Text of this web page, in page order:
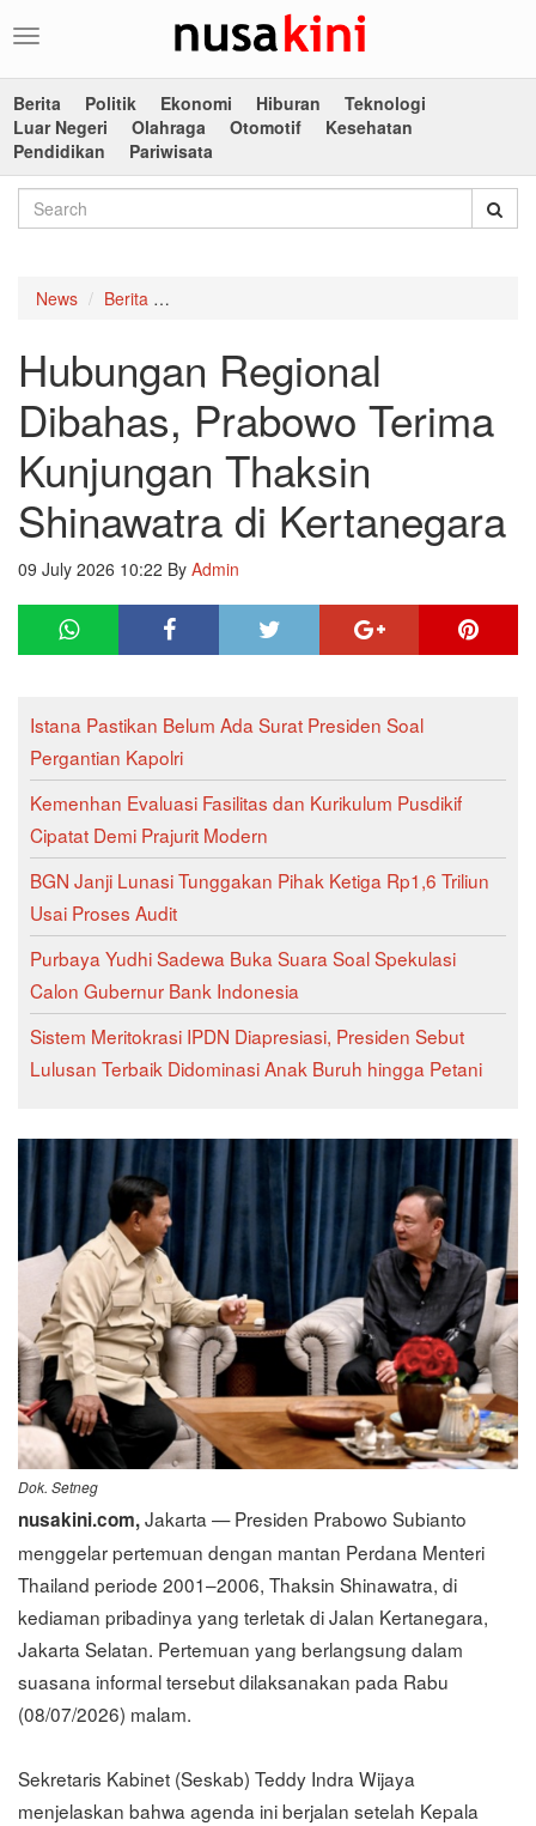
Toggle
Berita
Politik Ekonomi Hiburan
Teknologi
Luar Negeri
Olahraga Otomotif
Kesehatan
Pendidikan
Pariwisata
News Berita
Hubungan Regional
Dibahas, Prabowo Terima
Kunjungan Thaksin
Shinawatra di Kertanegara
09 July 2026 10:22 By Admin
Istana Pastikan Belum Ada Surat Presiden Soal
Pergantian Kapolri
Kemenhan Evaluasi Fasilitas dan Kurikulum Pusdikif
Cipatat Demi Prajurit Modern
BGN Janji Lunasi Tunggakan Pihak Ketiga Rp1,6 Triliun
Usai Proses Audit
Purbaya Yudhi Sadewa Buka Suara Soal Spekulasi
Calon Gubernur Bank Indonesia
Sistem Meritokrasi IPDN Diapresiasi, Presiden Sebut
Lulusan Terbaik Didominasi Anak Buruh hingga Petani
Dok. Setneg
nusakini.com,Jakarta — Presiden Prabowo Subianto
menggelar pertemuan dengan mantan Perdana Menteri
Thailand periode 2001–2006, Thaksin Shinawatra, di
kediaman pribadinya yang terletak di Jalan Kertanegara,
Jakarta Selatan. Pertemuan yang berlangsung dalam
suasana informal tersebut dilaksanakan pada Rabu
(08/07/2026) malam.
Sekretaris Kabinet (Seskab) Teddy Indra Wijaya
menjelaskan bahwa agenda ini berjalan setelah Kepala